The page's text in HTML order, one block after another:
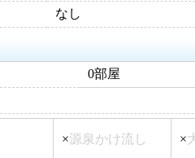
なし
0部屋
×源泉かけ流し ×